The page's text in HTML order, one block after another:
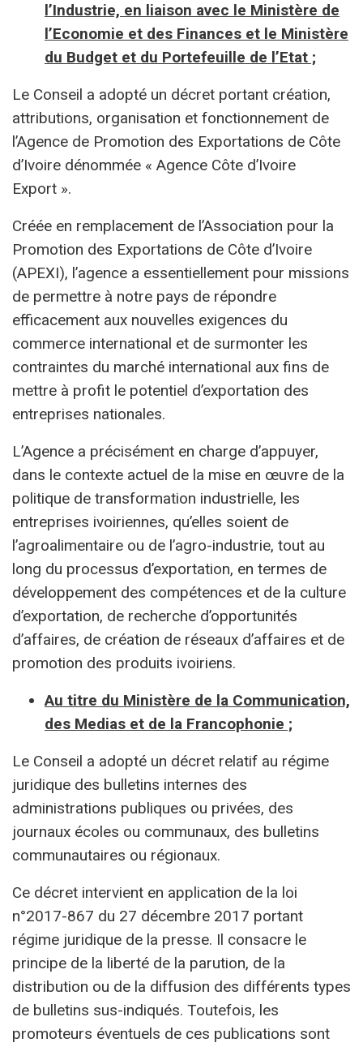
l’Industrie, en liaison avec le Ministère de
l’Economie et des Finances et le Ministère
du Budget et du Portefeuille de l’Etat ;
Le Conseil a adopté un décret portant création,
attributions, organisation et fonctionnement de
l’Agence de Promotion des Exportations de Côte
d’Ivoire dénommée « Agence Côte d’Ivoire
Export ».
Créée en remplacement de l’Association pour la
Promotion des Exportations de Côte d’Ivoire
(APEXI), l’agence a essentiellement pour missions
de permettre à notre pays de répondre
efficacement aux nouvelles exigences du
commerce international et de surmonter les
contraintes du marché international aux fins de
mettre à profit le potentiel d’exportation des
entreprises nationales.
L’Agence a précisément en charge d’appuyer,
dans le contexte actuel de la mise en œuvre de la
politique de transformation industrielle, les
entreprises ivoiriennes, qu’elles soient de
l’agroalimentaire ou de l’agro-industrie, tout au
long du processus d’exportation, en termes de
développement des compétences et de la culture
d’exportation, de recherche d’opportunités
d’affaires, de création de réseaux d’affaires et de
promotion des produits ivoiriens.
Au titre du Ministère de la Communication,
des Medias et de la Francophonie ;
Le Conseil a adopté un décret relatif au régime
juridique des bulletins internes des
administrations publiques ou privées, des
journaux écoles ou communaux, des bulletins
communautaires ou régionaux.
Ce décret intervient en application de la loi
n°2017-867 du 27 décembre 2017 portant
régime juridique de la presse. Il consacre le
principe de la liberté de la parution, de la
distribution ou de la diffusion des différents types
de bulletins sus-indiqués. Toutefois, les
promoteurs éventuels de ces publications sont